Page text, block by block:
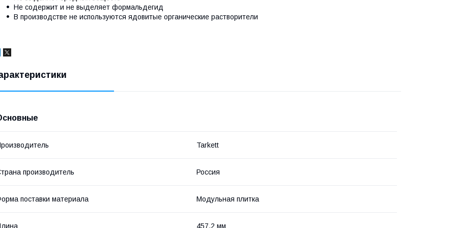
Не содержит и не выделяет формальдегид
В производстве не используются ядовитые органические растворители
Tarkett
производитель Россия
поставки материала Модульная плитка
457.2 мм